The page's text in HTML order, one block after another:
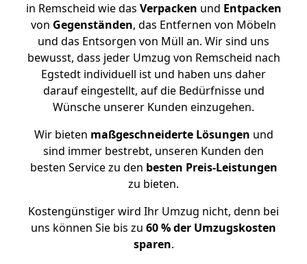
in Remscheid wie das Verpacken und Entpacken
von Gegenständen, das Entfernen von Möbeln
und das Entsorgen von Müll an. Wir sind uns
bewusst, dass jeder Umzug von Remscheid nach
Egstedt individuell ist und haben uns daher
darauf eingestellt, auf die Bedürfnisse und
Wünsche unserer Kunden einzugehen.
Wir bieten maßgeschneiderte Lösungen und
sind immer bestrebt, unseren Kunden den
besten Service zu den besten Preis-Leistungen
zu bieten.
Kostengünstiger wird Ihr Umzug nicht, denn bei
uns können Sie bis zu 60 % der Umzugskosten
sparen.